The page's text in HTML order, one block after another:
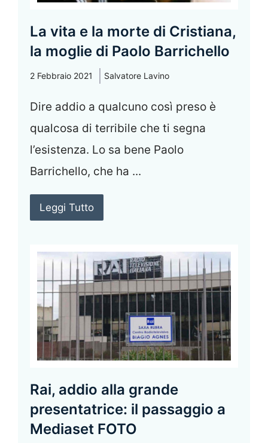
La vita e la morte di Cristiana,
la moglie di Paolo Barrichello
2 Febbraio 2021 Salvatore Lavino
Dire addio a qualcuno così preso è
qualcosa di terribile che ti segna
l’esistenza. Lo sa bene Paolo
Barrichello, che ha ...
Leggi Tutto
Rai, addio alla grande
presentatrice: il passaggio a
Mediaset FOTO